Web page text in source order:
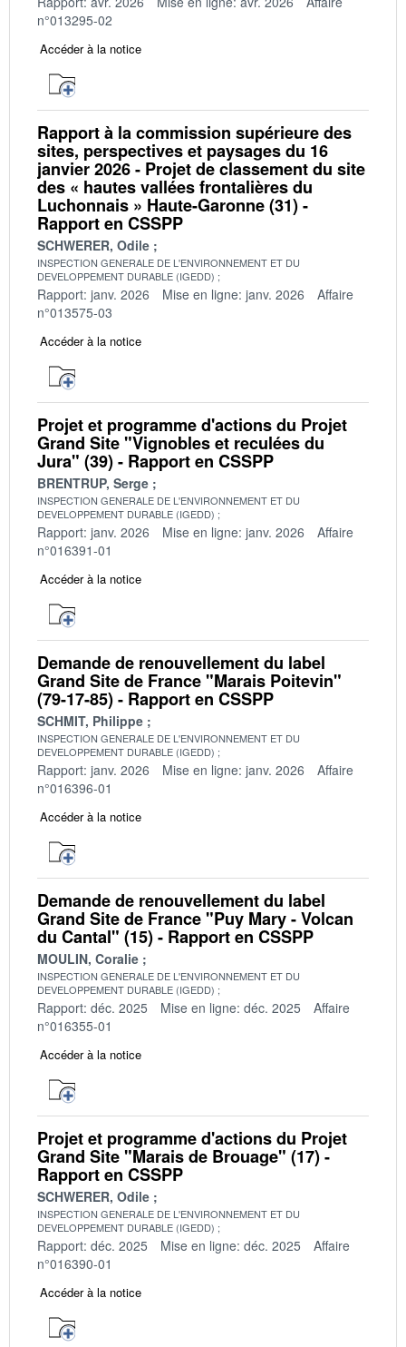
n°013295-02
Accéder à la notice
Rapport à la commission supérieure des
sites, perspectives et paysages du 16
janvier 2026 - Projet de classement du site
des « hautes vallées frontalières du
Luchonnais » Haute-Garonne (31) -
Rapport en CSSPP
SCHWERER, Odile
INSPECTION GENERALE DE L'ENVIRONNEMENT ET DU
DEVELOPPEMENT DURABLE (IGEDD)
Rapport: janv. 2026 Mise en ligne: janv. 2026
Affaire
n°013575-03
Accéder à la notice
Projet et programme d'actions du Projet
Grand Site "Vignobles et reculées du
Jura" (39) - Rapport en CSSPP
BRENTRUP, Serge
INSPECTION GENERALE DE L'ENVIRONNEMENT ET DU
DEVELOPPEMENT DURABLE (IGEDD)
Rapport: janv. 2026 Mise en ligne: janv. 2026
Affaire
n°016391-01
Accéder à la notice
Demande de renouvellement du label
Grand Site de France "Marais Poitevin"
(79-17-85) - Rapport en CSSPP
SCHMIT, Philippe
INSPECTION GENERALE DE L'ENVIRONNEMENT ET DU
DEVELOPPEMENT DURABLE (IGEDD)
Rapport: janv. 2026 Mise en ligne: janv. 2026
Affaire
n°016396-01
Accéder à la notice
Demande de renouvellement du label
Grand Site de France "Puy Mary - Volcan
du Cantal" (15) - Rapport en CSSPP
MOULIN, Coralie
INSPECTION GENERALE DE L'ENVIRONNEMENT ET DU
DEVELOPPEMENT DURABLE (IGEDD)
Rapport: déc. 2025 Mise en ligne: déc. 2025
Affaire
n°016355-01
Accéder à la notice
Projet et programme d'actions du Projet
Grand Site "Marais de Brouage" (17) -
Rapport en CSSPP
SCHWERER, Odile
INSPECTION GENERALE DE L'ENVIRONNEMENT ET DU
DEVELOPPEMENT DURABLE (IGEDD)
Rapport: déc. 2025 Mise en ligne: déc. 2025
Affaire
n°016390-01
Accéder à la notice